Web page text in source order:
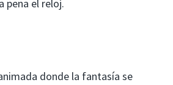
pena el reloj.
donde la fantasía se